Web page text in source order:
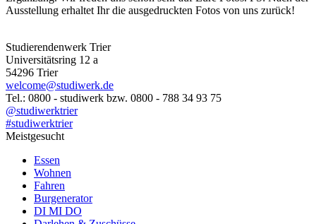
Ausstellung erhaltet Ihr die ausgedruckten Fotos von uns zurück!
Studierendenwerk Trier
Universitätsring 12 a
54296 Trier
welcome@studiwerk.de
Tel.: 0800 - studiwerk bzw. 0800 - 788 34 93 75
@studiwerktrier
#studiwerktrier
Meistgesucht
Essen
Wohnen
Fahren
Burgenerator
DI MI DO